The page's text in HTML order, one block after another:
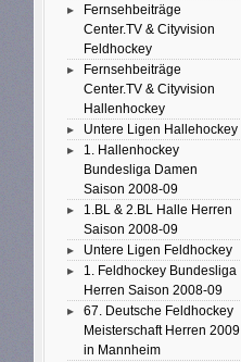
Fernsehbeiträge
Center.TV & Cityvision
Feldhockey
Fernsehbeiträge
Center.TV & Cityvision
Hallenhockey
Untere Ligen Hallehockey
1. Hallenhockey
Bundesliga Damen
Saison 2008-09
1.BL & 2.BL Halle Herren
Saison 2008-09
Untere Ligen Feldhockey
1. Feldhockey Bundesliga
Herren Saison 2008-09
67. Deutsche Feldhockey
Meisterschaft Herren 2009
in Mannheim